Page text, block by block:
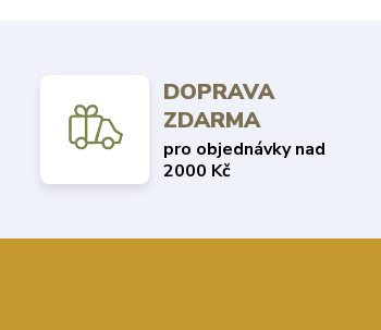
DOPRAVA
ZDARMA
pro objednávky nad
2000 Kč